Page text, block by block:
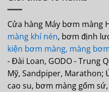
Cửa hàng Máy bơm màng
màng khí nén, bơm định
kiện bơm màng, màng
- Đài Loan, GODO - Trung
Mỹ, Sandpiper, Marathon;
cao su, bơm màng gốm